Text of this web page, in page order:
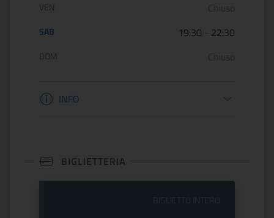
VEN
SAB 19:30 22:30
DOM
Informazioni apertura
INFO
BIGLIETTERIA